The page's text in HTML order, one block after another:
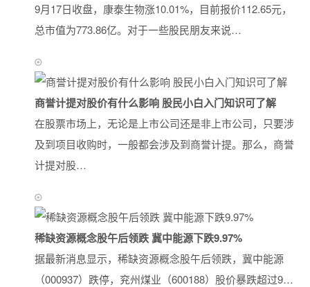
9月17日收盘，康泰生物涨10.01%，目前报价112.65元，
总市值为773.86亿。对于一些股民朋友来说…
商誉计提对股价有什么影响 股民小白入门知识可了解
在股票市场上，无论是上市公司还是非上市公司，只要涉
及到项目收购时，一般都会涉及到商誉计提。那么，商誉
计提对股…
稀缺资源概念股午后领跌 冀中能源下跌9.97%
据最新消息显示，稀缺资源概念股午后领跌，冀中能源
（000937）跌停，兖州煤业（600188）股价暴跌超过9…